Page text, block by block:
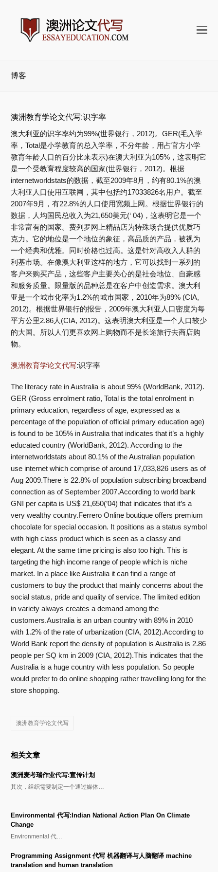
打
博客
澳洲教育学论文代写:识字率
澳大利亚的识字率约为99%(世界银行，2012)。GER(毛入学
率，Total是小学教育的总入学率，不分年龄，用占官方小学
教育年龄人口的百分比来表示)在澳大利亚为105%，这表明它
是一个受教育程度较高的国家(世界银行，2012)。根据
internetworldstats的数据，截至2009年8月，约有80.1%的澳
大利亚人口使用互联网，其中包括约17033826名用户。截至
2007年9月，有22.8%的人口使用宽频上网。根据世界银行的
数据，人均国民总收入为21,650美元(‘ 04)，这表明它是一个
非常富有的国家。费列罗网上精品店为特殊场合提供优质巧
克力。它的地位是一个地位的象征，高品质的产品，被视为
一个经典和优雅。同时价格也过高。这是针对高收入人群的
利基市场。在像澳大利亚这样的地方，它可以找到一系列的
客户来购买产品，这些客户主要关心的是社会地位、自豪感
和服务质量。限量版的品种总是在客户中创造需求。澳大利
亚是一个城市化率为1.2%的城市国家，2010年为89% (CIA,
2012)。根据世界银行的报告，2009年澳大利亚人口密度为每
平方公里2.86人(CIA, 2012)。这表明澳大利亚是一个人口较少
的大国。所以人们更喜欢网上购物而不是长途旅行去商店购
物。
澳洲教育学论文代写:识字率
The literacy rate in Australia is about 99% (WorldBank, 2012).
GER (Gross enrolment ratio, Total is the total enrolment in
primary education, regardless of age, expressed as a
percentage of the population of official primary education age)
is found to be 105% in Australia that indicates that it’s a highly
educated country (WorldBank, 2012). According to the
internetworldstats about 80.1% of the Australian population
use internet which comprise of around 17,033,826 users as of
Aug 2009.There is 22.8% of population subscribing broadband
connection as of September 2007.According to world bank
GNI per capita is US$ 21,650(’04) that indicates that it’s a
very wealthy country.Ferrero Online boutique offers premium
chocolate for special occasion. It positions as a status symbol
with high class product which is seen as a classy and
elegant. At the same time pricing is also too high. This is
targeting the high income range of people which is niche
market. In a place like Australia it can find a range of
customers to buy the product that mainly concerns about the
social status, pride and quality of service. The limited edition
in variety always creates a demand among the
customers.Australia is an urban country with 89% in 2010
with 1.2% of the rate of urbanization (CIA, 2012).According to
World Bank report the density of population is Australia is 2.86
people per SQ km in 2009 (CIA, 2012).This indicates that the
Australia is a huge country with less population. So people
would prefer to do online shopping rather travelling long for the
store shopping.
澳洲教育学论文代写
相关文章
澳洲麦考瑞作业代写:宣传计划
其次，组织需要制定一个通过媒体…
Environmental 代写:Indian National Action Plan On Climate
Change
Environmental 代…
Programming Assignment 代写 机器翻译与人脑翻译 machine
translation and human translation